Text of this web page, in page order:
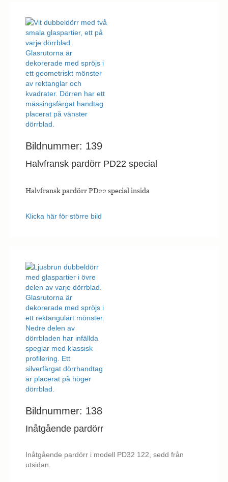
Bildnummer: 139
Halvfransk pardörr PD22 special
Halvfransk pardörr PD22 special insida
Klicka här för större bild
Bildnummer: 138
Inåtgående pardörr
Inåtgående pardörr i modell PD32 122, sedd från
utsidan.
Nödvändiga
Nödvändiga
cookies är
avgörande för
webbplatsens
grundläggande
funktioner och
webbplatsen
fungerar inte
på det avsedda
dem. Dessa
cookies lagrar
identifierbara
Statistik
Statistik-cookies
används för att